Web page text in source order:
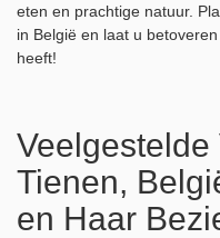
eten en prachtige natuur.
in België en laat u
heeft!
Tienen,
en Haar